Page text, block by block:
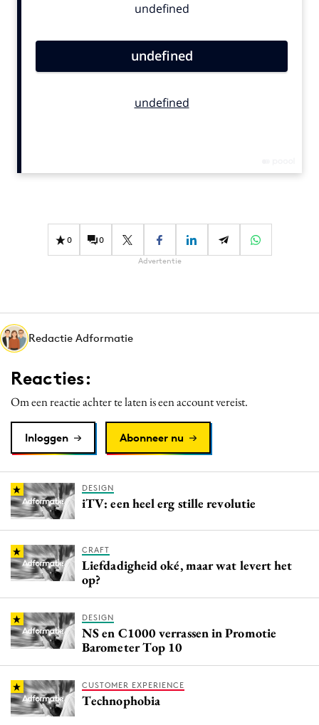
Contentmarketing
Effectiviteit
Gedragsverandering
Martech
Media
Merkstrategie
Programmatic
Purpose Marketing
Reputatie & crisis
0 0
Advertentie
Redactie Adformatie
Reacties:
Om een reactie achter te laten is een account vereist.
Inloggen Abonneer nu
DESIGN
iTV: een heel erg stille revolutie
CRAFT
Liefdadigheid oké, maar wat levert het
op?
DESIGN
NS en C1000 verrassen in Promotie
Barometer Top 10
CUSTOMER EXPERIENCE
Technophobia